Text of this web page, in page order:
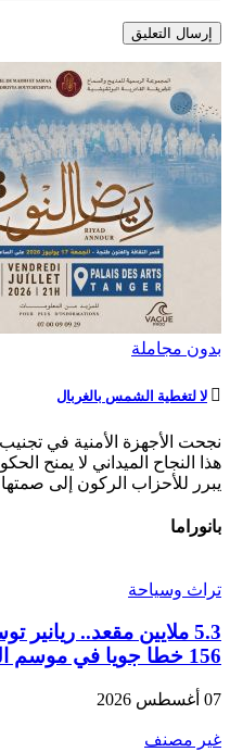
بدون مجاملة
لا لتغطية الشمس بالغربال
نجحت الأجهزة الأمنية في
هذا النجاح الميداني لا يمنح
يبرر للأحزاب الركون إلى
بانوراما
تراث وسياحة
5.3 ملايين مقعد..
156 خطا جويا في موسم الشتاء
07 أغسطس 2026
غير مصنف